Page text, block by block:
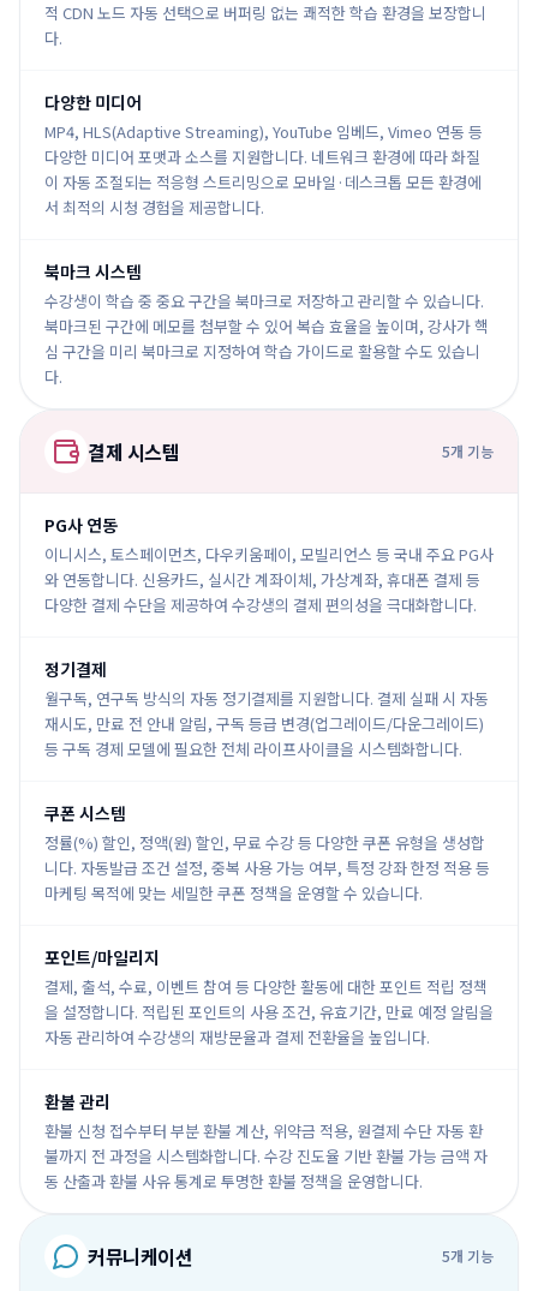
적 CDN 노드 자동 선택으로 버퍼링 없는 쾌적한 학습 환경을 보장합니
다.
다양한 미디어
MP4, HLS(Adaptive Streaming), YouTube 임베드, Vimeo 연동 등
다양한 미디어 포맷과 소스를 지원합니다. 네트워크 환경에 따라 화질
이 자동 조절되는 적응형 스트리밍으로 모바일·데스크톱 모든 환경에
서 최적의 시청 경험을 제공합니다.
북마크 시스템
수강생이 학습 중 중요 구간을 북마크로 저장하고 관리할 수 있습니다.
북마크된 구간에 메모를 첨부할 수 있어 복습 효율을 높이며, 강사가 핵
심 구간을 미리 북마크로 지정하여 학습 가이드로 활용할 수도 있습니
다.
결제 시스템 5개 기능
PG사 연동
이니시스, 토스페이먼츠, 다우키움페이, 모빌리언스 등 국내 주요 PG사
와 연동합니다. 신용카드, 실시간 계좌이체, 가상계좌, 휴대폰 결제 등
다양한 결제 수단을 제공하여 수강생의 결제 편의성을 극대화합니다.
정기결제
월구독, 연구독 방식의 자동 정기결제를 지원합니다. 결제 실패 시 자동
재시도, 만료 전 안내 알림, 구독 등급 변경(업그레이드/다운그레이드)
등 구독 경제 모델에 필요한 전체 라이프사이클을 시스템화합니다.
쿠폰 시스템
정률(%) 할인, 정액(원) 할인, 무료 수강 등 다양한 쿠폰 유형을 생성합
니다. 자동발급 조건 설정, 중복 사용 가능 여부, 특정 강좌 한정 적용 등
마케팅 목적에 맞는 세밀한 쿠폰 정책을 운영할 수 있습니다.
포인트/마일리지
결제, 출석, 수료, 이벤트 참여 등 다양한 활동에 대한 포인트 적립 정책
을 설정합니다. 적립된 포인트의 사용 조건, 유효기간, 만료 예정 알림을
자동 관리하여 수강생의 재방문율과 결제 전환율을 높입니다.
환불 관리
환불 신청 접수부터 부분 환불 계산, 위약금 적용, 원결제 수단 자동 환
불까지 전 과정을 시스템화합니다. 수강 진도율 기반 환불 가능 금액 자
동 산출과 환불 사유 통계로 투명한 환불 정책을 운영합니다.
커뮤니케이션 5개 기능